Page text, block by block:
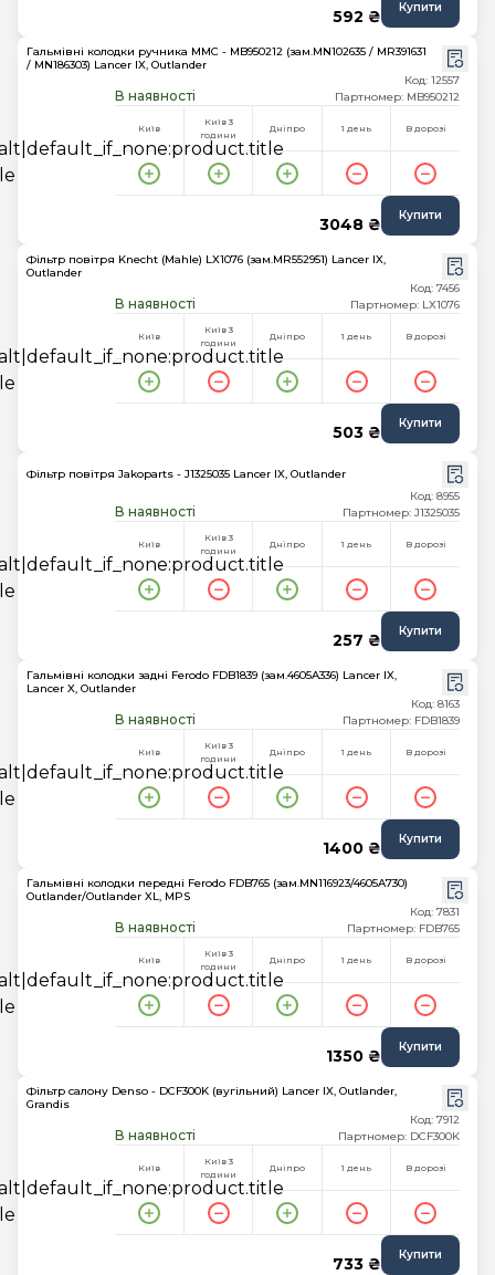
592 ₴ Купити
Гальмівні колодки ручника MMC - MB950212 (зам.MN102635 / MR391631
/ MN186303) Lancer IX, Outlander
В наявності
Код: 12557
Партномер: MB950212
Київ
Київ 3
години
Дніпро 1 день В дорозі
3048 ₴ Купити
Фільтр повітря Knecht (Mahle) LX1076 (зам.MR552951) Lancer IX,
Outlander
В наявності
Код: 7456
Партномер: LX1076
Київ
Київ 3
години
Дніпро 1 день В дорозі
503 ₴ Купити
Фільтр повітря Jakoparts - J1325035 Lancer IX, Outlander
В наявності
Код: 8955
Партномер: J1325035
Київ
Київ 3
години
Дніпро 1 день В дорозі
257 ₴ Купити
Гальмівні колодки задні Ferodo FDB1839 (зам.4605A336) Lancer IX,
Lancer X, Outlander
В наявності
Код: 8163
Партномер: FDB1839
Київ
Київ 3
години
Дніпро 1 день В дорозі
1400 ₴ Купити
Гальмівні колодки передні Ferodo FDB765 (зам.MN116923/4605A730)
Outlander/Outlander XL, MPS
В наявності
Код: 7831
Партномер: FDB765
Київ
Київ 3
години
Дніпро 1 день В дорозі
1350 ₴ Купити
Фільтр салону Denso - DCF300K (вугільний) Lancer IX, Outlander,
Grandis
В наявності
Код: 7912
Партномер: DCF300K
Київ
Київ 3
години
Дніпро 1 день В дорозі
733 ₴ Купити